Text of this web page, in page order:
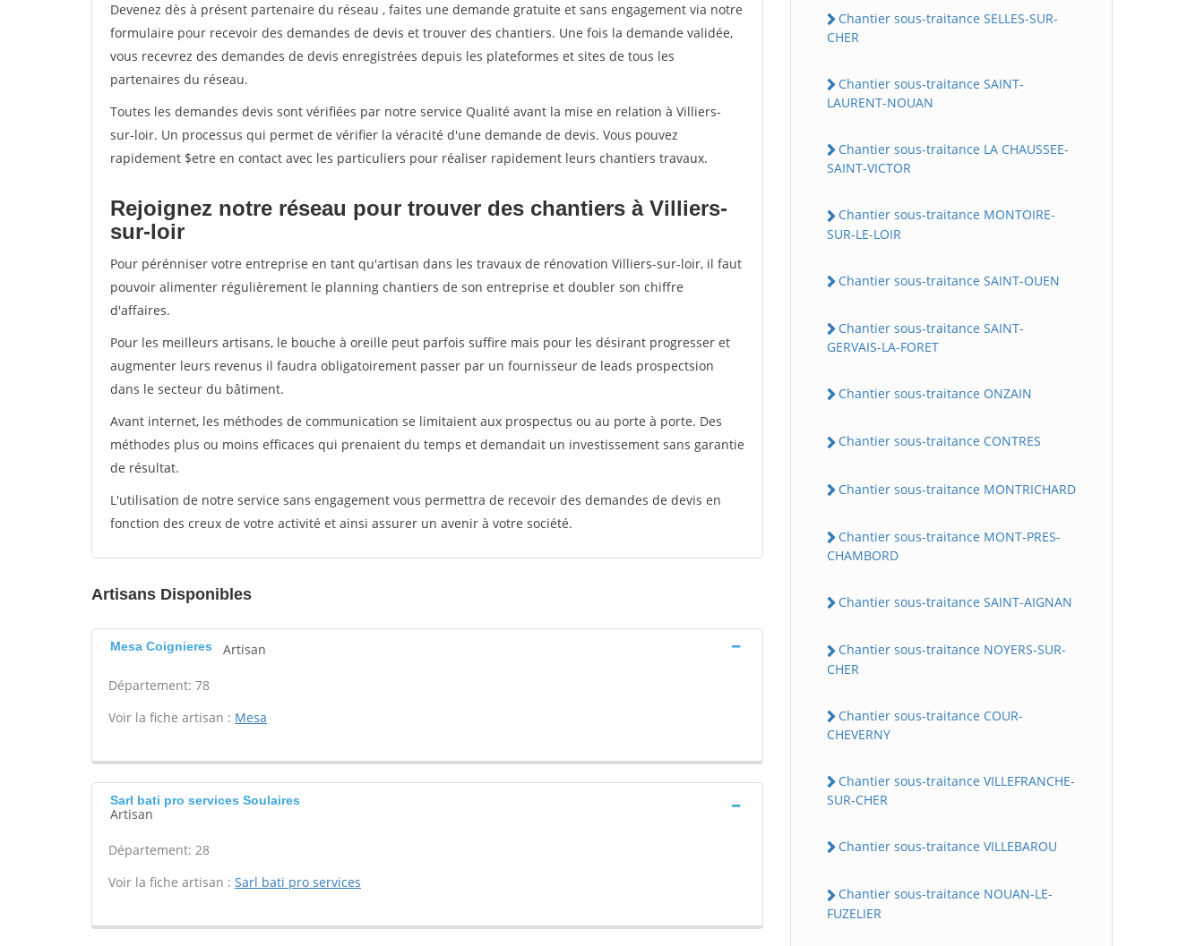
Devenez dès à présent partenaire du réseau , faites une demande gratuite et sans engagement via notre
formulaire pour recevoir des demandes de devis et trouver des chantiers. Une fois la demande validée,
vous recevrez des demandes de devis enregistrées depuis les plateformes et sites de tous les
partenaires du réseau.
Toutes les demandes devis sont vérifiées par notre service Qualité avant la mise en relation à Villiers-
sur-loir. Un processus qui permet de vérifier la véracité d'une demande de devis. Vous pouvez
rapidement $etre en contact avec les particuliers pour réaliser rapidement leurs chantiers travaux.
Rejoignez notre réseau pour trouver des chantiers à Villiers-
sur-loir
Pour pérénniser votre entreprise en tant qu'artisan dans les travaux de rénovation Villiers-sur-loir, il faut
pouvoir alimenter régulièrement le planning chantiers de son entreprise et doubler son chiffre
d'affaires.
Pour les meilleurs artisans, le bouche à oreille peut parfois suffire mais pour les désirant progresser et
augmenter leurs revenus il faudra obligatoirement passer par un fournisseur de leads prospectsion
dans le secteur du bâtiment.
Avant internet, les méthodes de communication se limitaient aux prospectus ou au porte à porte. Des
méthodes plus ou moins efficaces qui prenaient du temps et demandait un investissement sans garantie
de résultat.
L'utilisation de notre service sans engagement vous permettra de recevoir des demandes de devis en
fonction des creux de votre activité et ainsi assurer un avenir à votre société.
Artisans Disponibles
Mesa Coignieres Artisan
Département: 78
Voir la fiche artisan : Mesa
Sarl bati pro services Soulaires
Artisan
Département: 28
Voir la fiche artisan : Sarl bati pro services
Chantier sous-traitance SELLES-SUR-
CHER
Chantier sous-traitance SAINT-
LAURENT-NOUAN
Chantier sous-traitance LA CHAUSSEE-
SAINT-VICTOR
Chantier sous-traitance MONTOIRE-
SUR-LE-LOIR
Chantier sous-traitance SAINT-OUEN
Chantier sous-traitance SAINT-
GERVAIS-LA-FORET
Chantier sous-traitance ONZAIN
Chantier sous-traitance CONTRES
Chantier sous-traitance MONTRICHARD
Chantier sous-traitance MONT-PRES-
CHAMBORD
Chantier sous-traitance SAINT-AIGNAN
Chantier sous-traitance NOYERS-SUR-
CHER
Chantier sous-traitance COUR-
CHEVERNY
Chantier sous-traitance VILLEFRANCHE-
SUR-CHER
Chantier sous-traitance VILLEBAROU
Chantier sous-traitance NOUAN-LE-
FUZELIER